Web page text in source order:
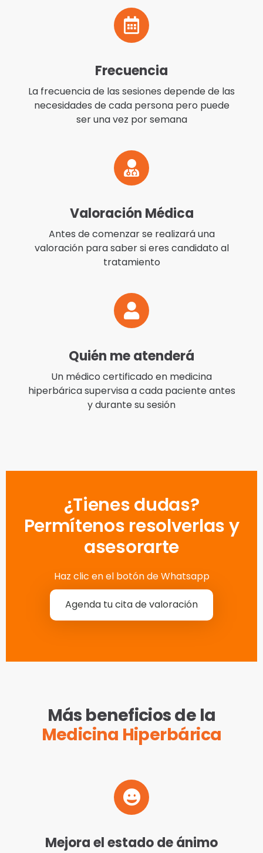
Frecuencia
La frecuencia de las sesiones depende de las
necesidades de cada persona pero puede
ser una vez por semana
Valoración Médica
Antes de comenzar se realizará una
valoración para saber si eres candidato al
tratamiento
Quién me atenderá
Un médico certificado en medicina
hiperbárica supervisa a cada paciente antes
y durante su sesión
¿Tienes dudas?
Permítenos resolverlas y
asesorarte
Haz clic en el botón de Whatsapp
Agenda tu cita de valoración
Más beneficios de la
Medicina Hiperbárica
Mejora el estado de ánimo